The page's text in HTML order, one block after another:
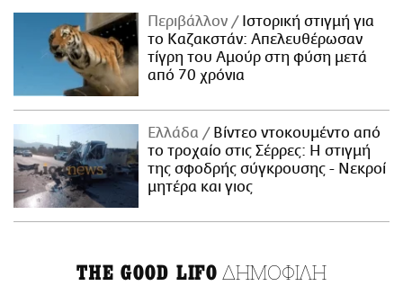
Περιβάλλον
Ιστορική στιγμή για
το Καζακστάν: Απελευθέρωσαν
τίγρη του Αμούρ στη φύση μετά
από 70 χρόνια
Ελλάδα
Βίντεο ντοκουμέντο από
το τροχαίο στις Σέρρες: Η στιγμή
της σφοδρής σύγκρουσης - Νεκροί
μητέρα και γιος
THE GOOD LIFO ΔΗΜΟΦΙΛΗ